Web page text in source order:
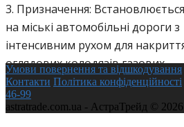
3. Призначення: Встановлюється
на міські автомобільні дороги з
інтенсивним рухом для
оглядових колодязів газових
магістралей. Є можливість
встановлення замикаючого
пристрою.
Умови повернення та відшкодування
Контакти Політика конфіденційності
46-99
astratrade.com.ua - АстраТрейд © 2026